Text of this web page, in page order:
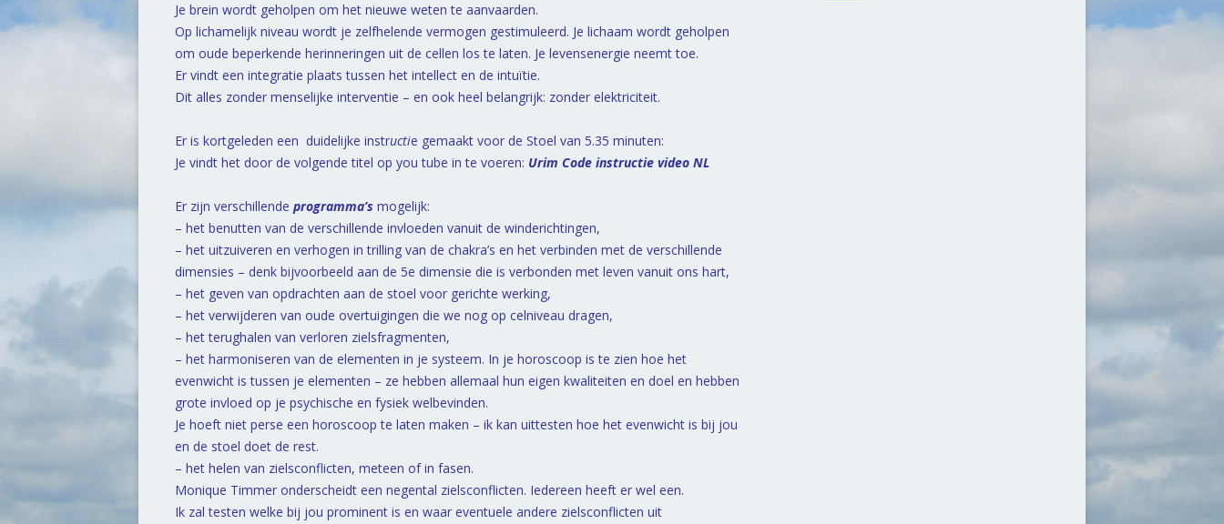
Je brein wordt geholpen om het nieuwe weten te aanvaarden.
Op lichamelijk niveau wordt je zelfhelende vermogen gestimuleerd. Je lichaam wordt geholpen
om oude beperkende herinneringen uit de cellen los te laten. Je levensenergie neemt toe.
Er vindt een integratie plaats tussen het intellect en de intuïtie.
Dit alles zonder menselijke interventie – en ook heel belangrijk: zonder elektriciteit.
Er is kortgeleden een duidelijke instructie gemaakt voor de Stoel van 5.35 minuten:
Je vindt het door de volgende titel op you tube in te voeren: Urim Code instructie video NL
Er zijn verschillende programma’s mogelijk:
– het benutten van de verschillende invloeden vanuit de winderichtingen,
– het uitzuiveren en verhogen in trilling van de chakra’s en het verbinden met de verschillende
dimensies – denk bijvoorbeeld aan de 5e dimensie die is verbonden met leven vanuit ons hart,
– het geven van opdrachten aan de stoel voor gerichte werking,
– het verwijderen van oude overtuigingen die we nog op celniveau dragen,
– het terughalen van verloren zielsfragmenten,
– het harmoniseren van de elementen in je systeem. In je horoscoop is te zien hoe het
evenwicht is tussen je elementen – ze hebben allemaal hun eigen kwaliteiten en doel en hebben
grote invloed op je psychische en fysiek welbevinden.
Je hoeft niet perse een horoscoop te laten maken – ik kan uittesten hoe het evenwicht is bij jou
en de stoel doet de rest.
– het helen van zielsconflicten, meteen of in fasen.
Monique Timmer onderscheidt een negental zielsconflicten. Iedereen heeft er wel een.
Ik zal testen welke bij jou prominent is en waar eventuele andere zielsconflicten uit